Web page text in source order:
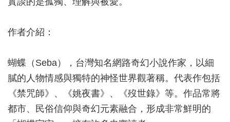
作者介紹：
蝴蝶（Seba），台灣知名網路奇幻小說作家，以細
膩的人物情感與獨特的神怪世界觀著稱。代表作包括
《禁咒師》、《姚夜書》、《歿世錄》等。作品常將
都市、民俗信仰與奇幻元素融合，形成非常鮮明的